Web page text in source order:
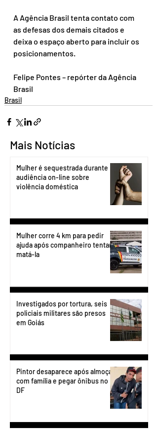
A Agência Brasil tenta contato com
as defesas dos demais citados e
deixa o espaço aberto para incluir os
posicionamentos.
Felipe Pontes – repórter da Agência
Brasil
Brasil
Mais Notícias
Mulher é sequestrada durante
audiência on-line sobre
violência doméstica
Mulher corre 4 km para pedir
ajuda após companheiro tentar
matá-la
Investigados por tortura, seis
policiais militares são presos
em Goiás
Pintor desaparece após almoçar
com família e pegar ônibus no
DF